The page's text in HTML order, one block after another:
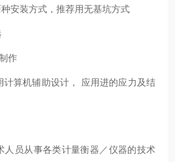
安装方式，推荐用无基坑方式
作
计算机辅助设计， 应用进的应力及结
人员从事各类计量衡器／仪器的技术